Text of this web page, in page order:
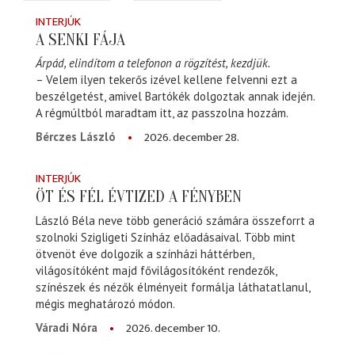
INTERJÚK
A SENKI FÁJA
Árpád, elindítom a telefonon a rögzítést, kezdjük.
– Velem ilyen tekerős izével kellene felvenni ezt a
beszélgetést, amivel Bartókék dolgoztak annak idején.
A régmúltból maradtam itt, az passzolna hozzám.
Bérczes László
2026. december 28.
INTERJÚK
ÖT ÉS FÉL ÉVTIZED A FÉNYBEN
László Béla neve több generáció számára összeforrt a
szolnoki Szigligeti Színház előadásaival. Több mint
ötvenöt éve dolgozik a színházi háttérben,
világosítóként majd fővilágosítóként rendezők,
színészek és nézők élményeit formálja láthatatlanul,
mégis meghatározó módon.
Váradi Nóra
2026. december 10.